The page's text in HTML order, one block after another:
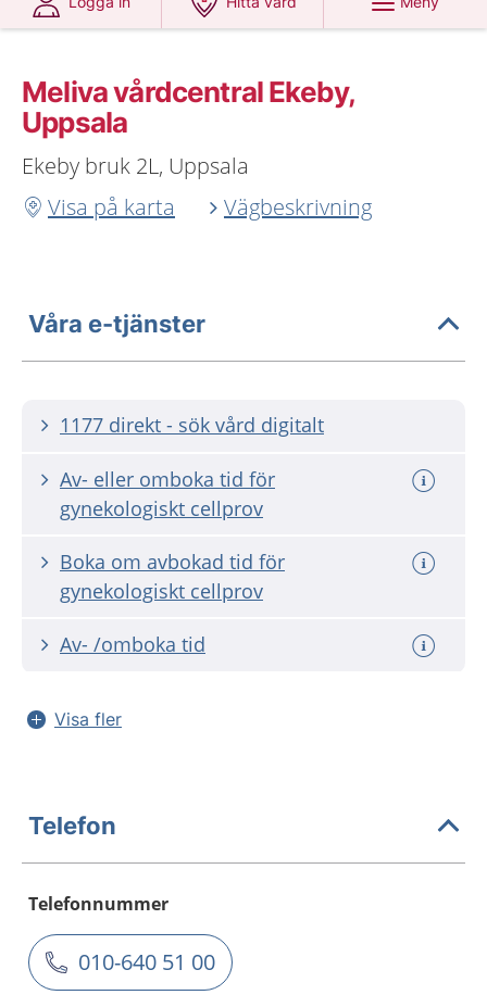
Meliva vårdcentral Ekeby,
Uppsala
Ekeby bruk 2L, Uppsala
Visa på karta
Vägbeskrivning
Våra e-tjänster
1177 direkt - sök vård digitalt
Av- eller omboka tid för
gynekologiskt cellprov
Boka om avbokad tid för
gynekologiskt cellprov
Av- /omboka tid
Visa fler
Telefon
Telefonnummer
010-640 51 00